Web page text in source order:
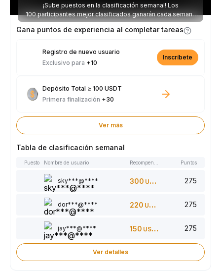
¡Sube puestos en la clasificación semanal! Los
100 participantes mejor clasificados ganarán cada semana
parte de los 2.500 USDT disponibles.
Gana puntos de experiencia al completar tareas
Registro de nuevo usuario
Exclusivo para +10
Inscríbete
Depósito Total ≥ 100 USDT
Primera finalización +30
Ver más
Tabla de clasificación semanal
Puesto Nombre de usuario Puntos
sky***@**** 300 USDT 275
dor***@**** 220 USDT 275
jay***@**** 150 USDT 275
Ver detalles